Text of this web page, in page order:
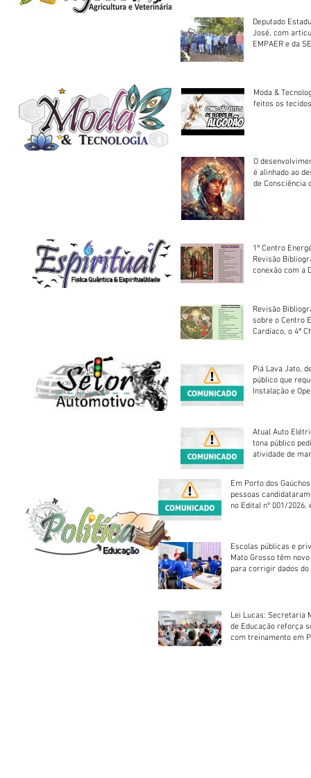
Deputado
José, com
EMPAER e da
Moda &
feitos os
O
é alinhado ao
de Consciência
1º Centro
Revisão
conexão com a
Revisão
sobre o Centro
Cardíaco, o 4ª
Piá Lava Jato,
público que
Instalação e
Atual Auto
tona público
atividade de
Em Porto dos
pessoas
no Edital nº 001/2026,
Escolas públicas e
Mato Grosso têm
para corrigir dados do
Lei Lucas: Secretaria
de Educação reforça
com treinamento em